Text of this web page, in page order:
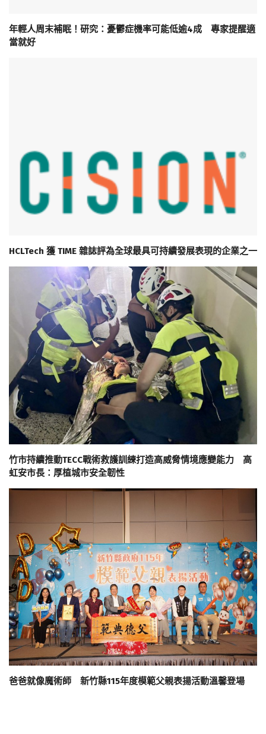
年輕人周末補眠！研究：憂鬱症機率可能低逾4成 專家提醒適
當就好
HCLTech 獲 TIME 雜誌評為全球最具可持續發展表現的企業之一
竹市持續推動TECC戰術救護訓練打造高威脅情境應變能力 高
虹安市長：厚植城市安全韌性
爸爸就像魔術師 新竹縣115年度模範父親表揚活動溫馨登場